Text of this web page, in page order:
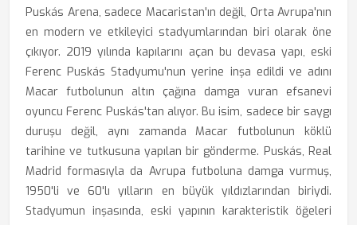
Puskás Arena, sadece Macaristan'ın değil, Orta Avrupa'nın
en modern ve etkileyici stadyumlarından biri olarak öne
çıkıyor. 2019 yılında kapılarını açan bu devasa yapı, eski
Ferenc Puskás Stadyumu'nun yerine inşa edildi ve adını
Macar futbolunun altın çağına damga vuran efsanevi
oyuncu Ferenc Puskás'tan alıyor. Bu isim, sadece bir saygı
duruşu değil, aynı zamanda Macar futbolunun köklü
tarihine ve tutkusuna yapılan bir gönderme. Puskás, Real
Madrid formasıyla da Avrupa futboluna damga vurmuş,
1950'li ve 60'lı yılların en büyük yıldızlarından biriydi.
Stadyumun inşasında, eski yapının karakteristik öğeleri